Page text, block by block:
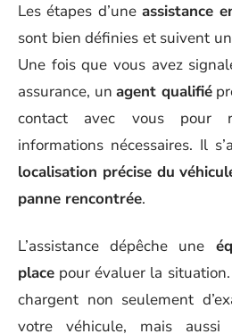
Les étapes d’une assistance
sont bien définies et suivent un
Une fois que vous avez
assurance, unagent qualifié
contact avec vous pour
informations nécessaires. Il
localisation précise du
panne rencontrée.
L’assistance dépêche une
place pour évaluer la
chargent non seulement
votre véhicule, mais